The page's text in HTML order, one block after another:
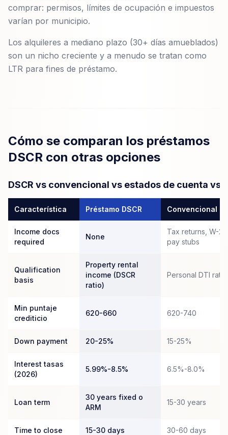
comprar: permisos, límites de ocupación e impuestos
varían por municipio.
Los alquileres a mediano plazo (30+ días amueblados)
son un nicho creciente y a menudo se tratan como
LTR para fines de préstamo.
Cómo se comparan los préstamos
DSCR con otras opciones
DSCR vs convencional vs estados de cuenta vs
Característica Préstamo DSCR Convencional
Income docs
required
None
Tax returns, W-2s,
pay stubs
Qualification
basis
Property rental
income (DSCR
ratio)
Personal DTI ratio
Min puntaje
crediticio
620-660 620-740
Down payment 20-25% 15-25%
Interest tasas
(2026)
5.99%-8.5% 6.5%-8.0%
Loan term
30 years fixed o
ARM
15-30 years
Time to close 15-30 days 30-60 days